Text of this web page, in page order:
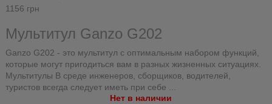
1156 грн
Мультитул Ganzo G202
Ganzo G202 - это мультитул с оптимальным набором функций,
которые могут пригодиться вам в разных жизненных ситуациях.
Мультитулы В среде инженеров, сборщиков, водителей,
туристов всегда следует иметь при себе ...
Нет в наличии